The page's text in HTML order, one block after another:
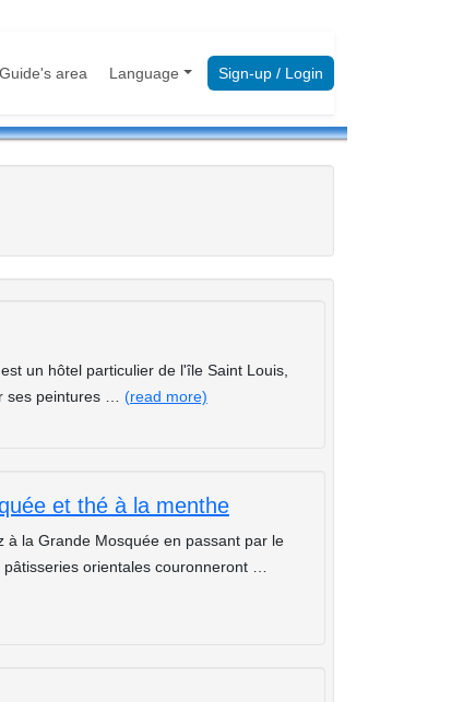
Guide's area Language Sign-up / Login
un hôtel particulier de l'île Saint Louis,
ses peintures … (read more)
et thé à la menthe
à la Grande Mosquée en passant par le
orientales couronneront …